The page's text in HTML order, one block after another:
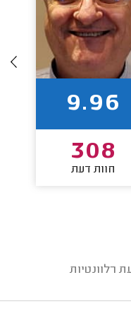
9.96
308
חוות דעת
רלוונטיות